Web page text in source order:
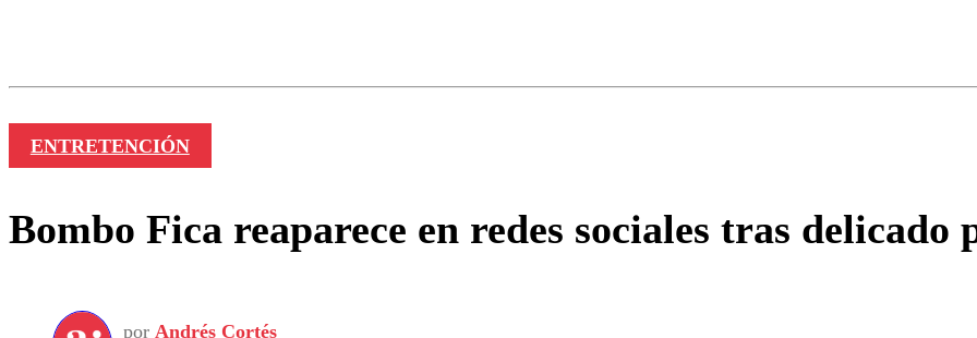
ENTRETENCIÓN
Bombo Fica reaparece en redes sociales tras delicado
por Andrés Cortés